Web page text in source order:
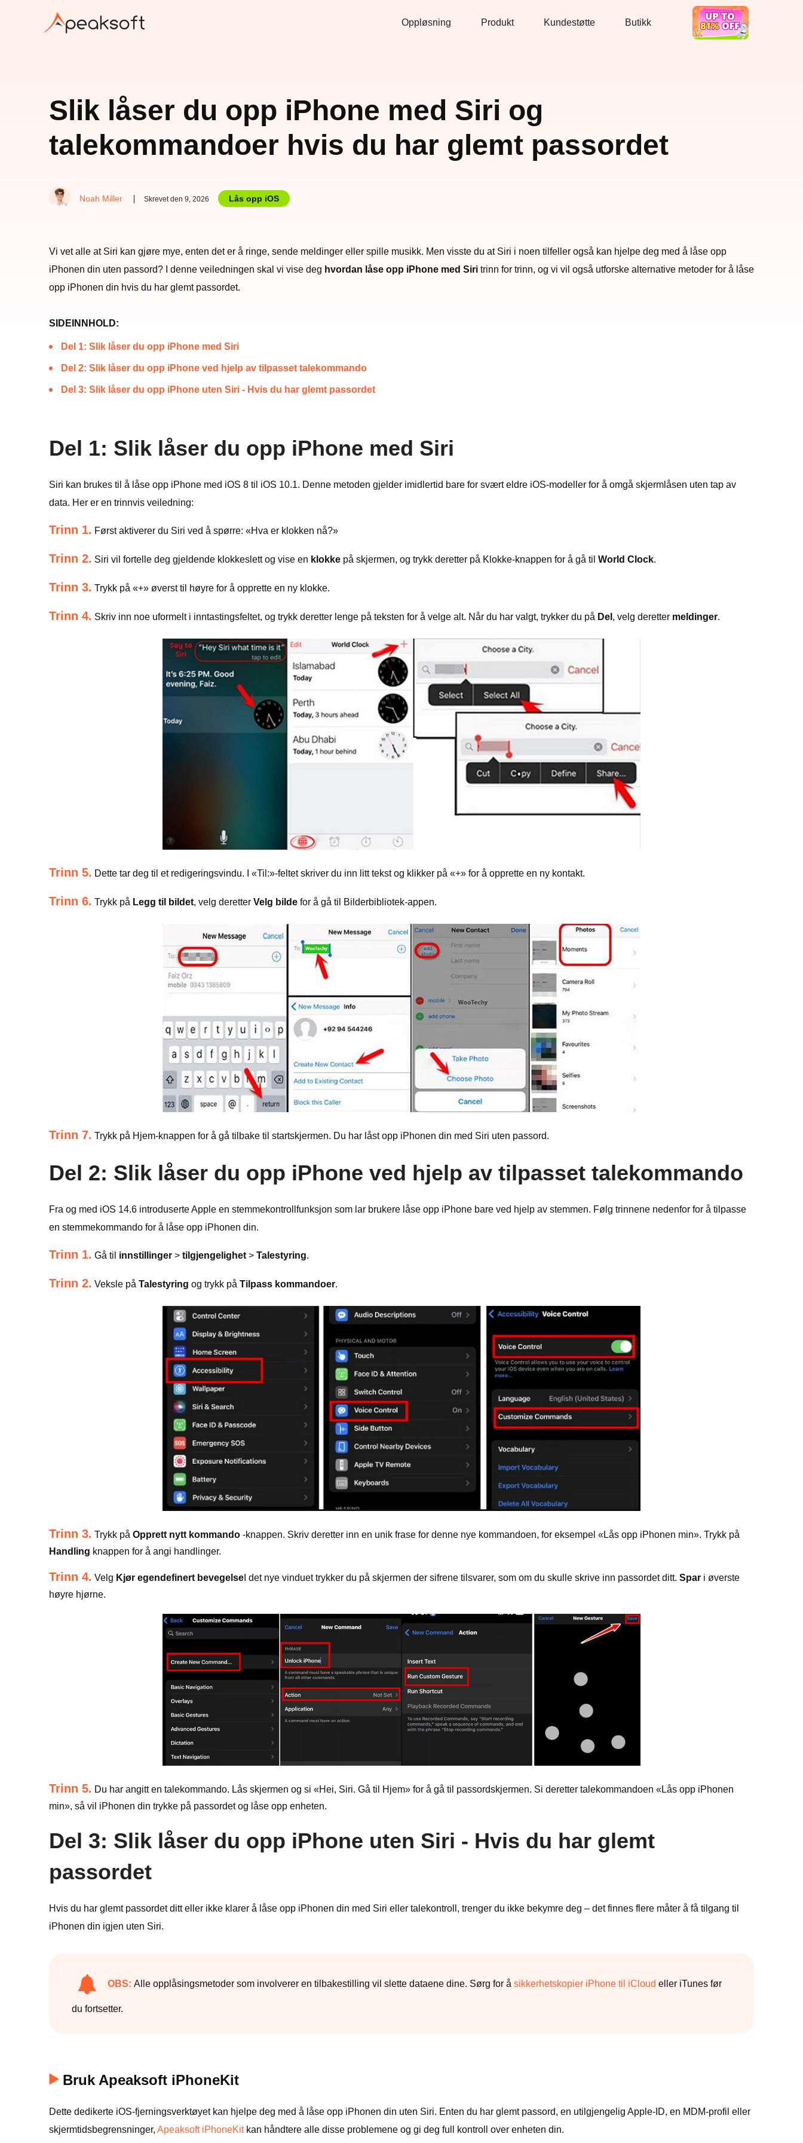
Oppløsning Produkt Kundestøtte Butikk
Bra tilbud
Slik låser du opp iPhone med Siri og
talekommandoer hvis du har glemt passordet
Noah Miller Skrevet den 9, 2026 Lås opp iOS
Vi vet alle at Siri kan gjøre mye, enten det er å ringe, sende meldinger eller spille musikk. Men visste du at Siri i noen tilfeller også kan hjelpe deg med å låse opp
iPhonen din uten passord? I denne veiledningen skal vi vise deg hvordan låse opp iPhone med Siri trinn for trinn, og vi vil også utforske alternative metoder for å låse
opp iPhonen din hvis du har glemt passordet.
SIDEINNHOLD:
Del 1: Slik låser du opp iPhone med Siri
Del 2: Slik låser du opp iPhone ved hjelp av tilpasset talekommando
Del 3: Slik låser du opp iPhone uten Siri - Hvis du har glemt passordet
Del 1: Slik låser du opp iPhone med Siri
Siri kan brukes til å låse opp iPhone med iOS 8 til iOS 10.1. Denne metoden gjelder imidlertid bare for svært eldre iOS-modeller for å omgå skjermlåsen uten tap av
data. Her er en trinnvis veiledning:
Trinn 1. Først aktiverer du Siri ved å spørre: «Hva er klokken nå?»
Trinn 2. Siri vil fortelle deg gjeldende klokkeslett og vise en klokke på skjermen, og trykk deretter på Klokke-knappen for å gå til World Clock.
Trinn 3. Trykk på «+» øverst til høyre for å opprette en ny klokke.
Trinn 4. Skriv inn noe uformelt i inntastingsfeltet, og trykk deretter lenge på teksten for å velge alt. Når du har valgt, trykker du på Del , velg deretter meldinger.
Trinn 5. Dette tar deg til et redigeringsvindu. I «Til:»-feltet skriver du inn litt tekst og klikker på «+» for å opprette en ny kontakt.
Trinn 6. Trykk på Legg til bildet, velg deretter Velg bilde for å gå til Bilderbibliotek-appen.
Trinn 7. Trykk på Hjem-knappen for å gå tilbake til startskjermen. Du har låst opp iPhonen din med Siri uten passord.
Del 2: Slik låser du opp iPhone ved hjelp av tilpasset talekommando
Fra og med iOS 14.6 introduserte Apple en stemmekontrollfunksjon som lar brukere låse opp iPhone bare ved hjelp av stemmen. Følg trinnene nedenfor for å tilpasse
en stemmekommando for å låse opp iPhonen din.
Trinn 1. Gå til innstillinger > tilgjengelighet > Talestyring.
Trinn 2. Veksle på Talestyring og trykk på Tilpass kommandoer.
Trinn 3. Trykk på Opprett nytt kommando -knappen. Skriv deretter inn en unik frase for denne nye kommandoen, for eksempel «Lås opp iPhonen min». Trykk på
Handling knappen for å angi handlinger.
Trinn 4. Velg Kjør egendefinert bevegelse I det nye vinduet trykker du på skjermen der sifrene tilsvarer, som om du skulle skrive inn passordet ditt. Spar i øverste
høyre hjørne.
Trinn 5. Du har angitt en talekommando. Lås skjermen og si «Hei, Siri. Gå til Hjem» for å gå til passordskjermen. Si deretter talekommandoen «Lås opp iPhonen
min», så vil iPhonen din trykke på passordet og låse opp enheten.
Del 3: Slik låser du opp iPhone uten Siri - Hvis du har glemt
passordet
Hvis du har glemt passordet ditt eller ikke klarer å låse opp iPhonen din med Siri eller talekontroll, trenger du ikke bekymre deg – det finnes flere måter å få tilgang til
iPhonen din igjen uten Siri.
OBS: Alle opplåsingsmetoder som involverer en tilbakestilling vil slette dataene dine. Sørg for å sikkerhetskopier iPhone til iCloud eller iTunes før
du fortsetter.
Bruk Apeaksoft iPhoneKit
Dette dedikerte iOS-fjerningsverktøyet kan hjelpe deg med å låse opp iPhonen din uten Siri. Enten du har glemt passord, en utilgjengelig Apple-ID, en MDM-profil eller
skjermtidsbegrensninger, Apeaksoft iPhoneKitkan håndtere alle disse problemene og gi deg full kontroll over enheten din.